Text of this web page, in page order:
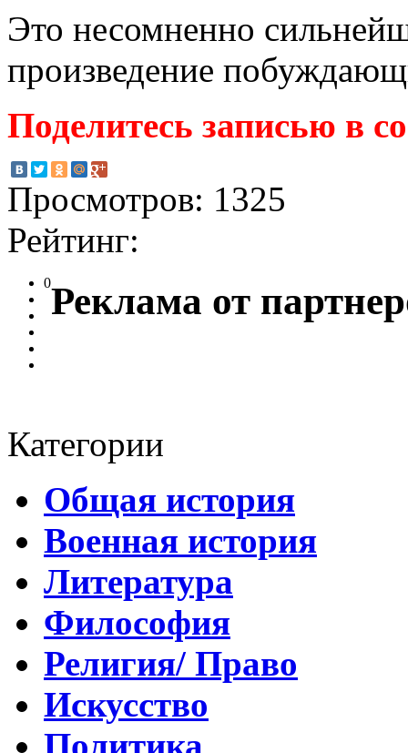
Это несомненно
произведение
Поделитесь записью в
Просмотров: 1325
Рейтинг:
0Реклама от
Категории
Общая история
Военная история
Литература
Философия
Религия/ Право
Искусство